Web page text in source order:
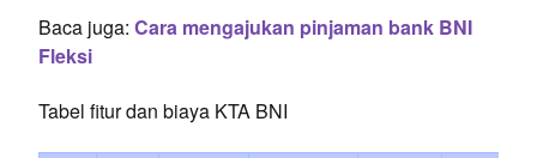
Baca juga: Cara mengajukan pinjaman bank BNI
Fleksi
Tabel fitur dan biaya KTA BNI